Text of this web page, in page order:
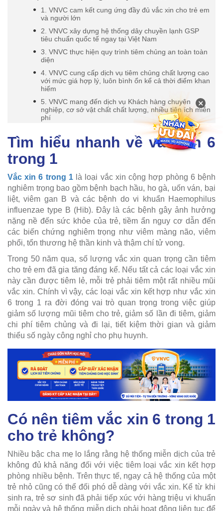
1. VNVC cam kết cung ứng đầy đủ vắc xin cho trẻ em
và người lớn
2. VNVC xây dựng hệ thống dây chuyền lạnh GSP
tiêu chuẩn quốc tế ngay tại Việt Nam
3. VNVC thực hiện quy trình tiêm chủng an toàn toàn
diện
4. VNVC cung cấp dịch vụ tiêm chủng chất lượng cao
với mức giá hợp lý, luôn bình ổn kể cả thời điểm khan
hiếm
5. VNVC mang đến dịch vụ Khách hàng chuyên
nghiệp, cơ sở vật chất chất lượng, nhiều tiện ích miễn
phí
Tìm hiểu nhanh về vắc xin 6
trong 1
Vắc xin 6 trong 1là loại vắc xin cộng hợp phòng 6 bệnh
nghiêm trọng bao gồm bệnh bạch hầu, ho gà, uốn ván, bại
liệt, viêm gan B và các bệnh do vi khuẩn Haemophilus
influenzae type B (Hib). Đây là các bệnh gây ảnh hưởng
nặng nề đến sức khỏe của trẻ, tiềm ẩn nguy cơ dẫn đến
các biến chứng nghiêm trọng như viêm màng não, viêm
phổi, tổn thương hệ thần kinh và thậm chí tử vong.
Trong 50 năm qua, số lượng vắc xin quan trọng cần tiêm
cho trẻ em đã gia tăng đáng kể. Nếu tất cả các loại vắc xin
này cần được tiêm lẻ, mỗi trẻ phải tiêm một rất nhiều mũi
vắc xin. Chính vì vậy, các loại vắc xin kết hợp như vắc xin
6 trong 1 ra đời đóng vai trò quan trọng trong việc giúp
giảm số lượng mũi tiêm cho trẻ, giảm số lần đi tiêm, giảm
chi phí tiêm chủng và đi lại, tiết kiệm thời gian và giảm
thiểu số ngày công nghỉ cho phụ huynh.
Có nên tiêm vắc xin 6 trong 1
cho trẻ không?
Nhiều bậc cha mẹ lo lắng rằng hệ thống miễn dịch của trẻ
không đủ khả năng đối với việc tiêm loại vắc xin kết hợp
phòng nhiều bệnh. Trên thực tế, ngay cả hệ thống của một
trẻ nhỏ cũng có thể đối phó dễ dàng với vắc xin. Kể từ khi
sinh ra, trẻ sơ sinh đã phải tiếp xúc với hàng triệu vi khuẩn
mỗi ngày và hệ thống miễn dịch phải hoạt động liên tục để
×